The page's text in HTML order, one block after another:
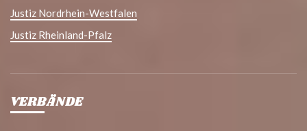
Justiz Nordrhein-Westfalen
Justiz Rheinland-Pfalz
VERBÄNDE